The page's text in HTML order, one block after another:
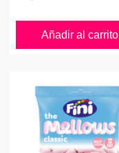
Añadir al carrito